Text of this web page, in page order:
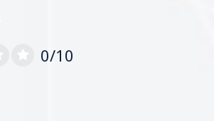
0/10